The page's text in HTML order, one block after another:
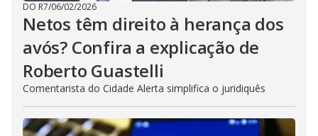
DO R7/06/02/2026
Netos têm direito à herança dos
avós? Confira a explicação de
Roberto Guastelli
Comentarista do Cidade Alerta simplifica o juridiquês